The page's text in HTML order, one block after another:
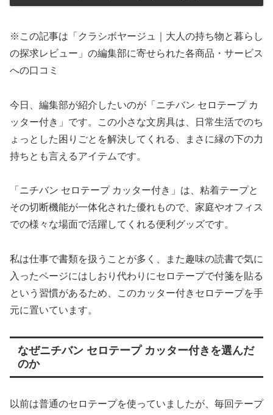
※この記事は「クラシボヤージュ｜大人の持ち物と暮らし
の探求レビュー」の編集部に寄せられた各商品・サービス
への口コミ
今日、編集部が紹介したいのが「ニチバン セロテープ カ
ッター付き」です。この小さな文房具は、日常生活でのち
ょっとした困りごとを解決してくれる、まさに縁の下の力
持ちとも言えるアイテムです。
「ニチバン セロテープ カッター付き」は、粘着テープと
その切断機能が一体化された優れもので、家庭やオフィス
での様々な場面で活躍してくれる便利グッズです。
私は仕事で書類を扱うことが多く、また趣味の読書で気に
入ったページにはしおり代わりにセロテープで付箋を貼る
という習慣があるため、このカッター付きセロテープを手
元に置いています。
なぜニチバン セロテープ カッター付きを選んだ
のか
以前は普通のセロテープを使っていましたが、毎回テープ